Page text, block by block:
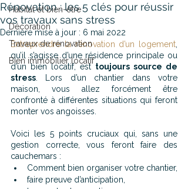
Habitat et bien-être
Décoration
Travaux de rénovation
Bien immobilier locatif
Rénovation : les 5 clés pour réussir
vos travaux sans stress
Dernière mise à jour : 6 mai 2022
Entreprendre la rénovation d’un logement
qu’il s’agisse d’une résidence principale ou
d’un bien locatif, est toujours source de
stress . Lors d’un chantier dans votre
maison, vous allez forcément être
confronté à différentes situations qui feront
monter vos angoisses.
Voici les 5 points cruciaux qui, sans une
gestion correcte, vous feront faire des
cauchemars :
faire preuve d’anticipation,